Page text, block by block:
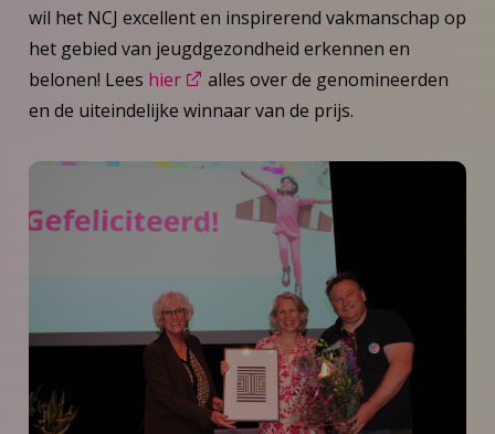
wil het NCJ excellent en inspirerend vakmanschap op
het gebied van jeugdgezondheid erkennen en
belonen! Lees hier
alles over de genomineerden
en de uiteindelijke winnaar van de prijs.